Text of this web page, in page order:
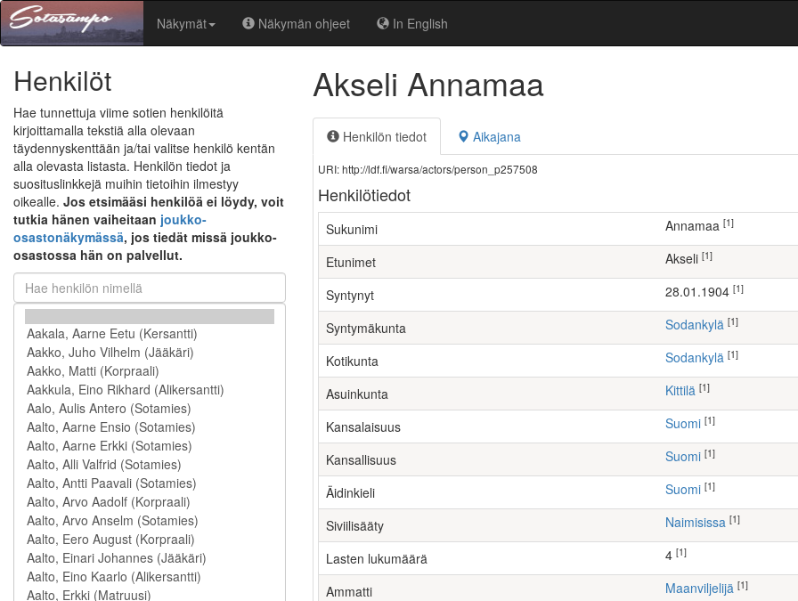
Näkymät Näkymän ohjeet In English
Henkilöt
Hae tunnettuja viime sotien henkilöitä
kirjoittamalla tekstiä alla olevaan
täydennyskenttään ja/tai valitse henkilö kentän
alla olevasta listasta. Henkilön tiedot ja
suosituslinkkejä muihin tietoihin ilmestyy
oikealle. Jos etsimääsi henkilöä ei löydy, voit
tutkia hänen vaiheitaan joukko-
osastonäkymässä, jos tiedät missä joukko-
osastossa hän on palvellut.
Akseli Annamaa
Henkilön tiedot Aikajana
URI: http://ldf.fi/warsa/actors/person_p257508
Henkilötiedot
Sukunimi Annamaa [1]
Etunimet Akseli [1]
Syntynyt 28.01.1904 [1]
Syntymäkunta Sodankylä [1]
Kotikunta Sodankylä [1]
Asuinkunta Kittilä [1]
Kansalaisuus Suomi [1]
Kansallisuus Suomi [1]
Äidinkieli Suomi [1]
Siviilisääty Naimisissa [1]
Lasten lukumäärä [1]
Ammatti maanviljelijä [1]